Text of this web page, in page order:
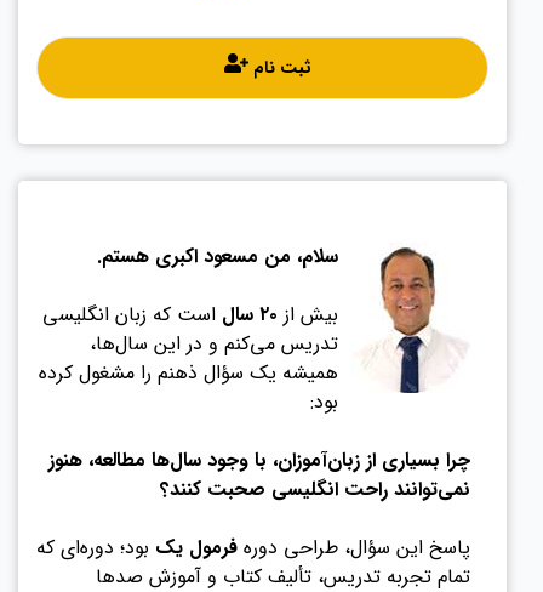
ثبت نام
سلام، من مسعود اکبری هستم.
بیش از ۲۰ سال
است که زبان انگلیسی
تدریس می‌کنم و در این سال‌ها،
همیشه یک سؤال ذهنم را مشغول کرده
بود:
چرا بسیاری از زبان‌آموزان، با وجود سال‌ها مطالعه، هنوز
نمی‌توانند راحت انگلیسی صحبت کنند؟
پاسخ این سؤال، طراحی دوره فرمول یک بود؛ دوره‌ای که
تمام تجربه تدریس، تألیف کتاب و آموزش صدها